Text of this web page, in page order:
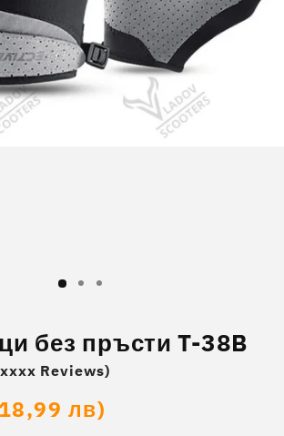
без пръсти T-38B
Reviews)
лв)